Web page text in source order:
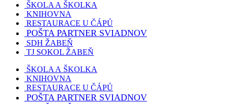
ŠKOLA A ŠKOLKA
KNIHOVNA
RESTAURACE U ČÁPŮ
POŠTA PARTNER SVIADNOV
SDH ŽABEŇ
TJ SOKOL ŽABEŇ
ŠKOLA A ŠKOLKA
KNIHOVNA
RESTAURACE U ČÁPŮ
POŠTA PARTNER SVIADNOV